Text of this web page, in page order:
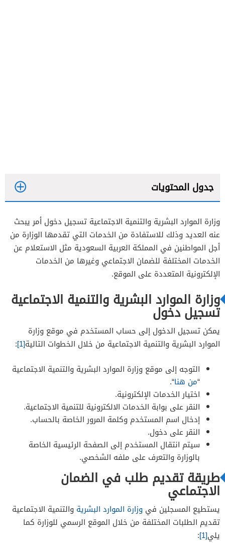
جدول المحتويات
وزارة الموارد البشرية والتنمية الاجتماعية تسجيل دخول أمر يبحث
عنه العديد وذلك للاستفادة من الخدمات التي تقدمها الوزارة من
أجل المواطنين في المملكة العربية السعودية مثل الاستعلام عن
الخدمات المختلفة للضمان الاجتماعي وغيرها من الخدمات
الإلكترونية المتعددة على الموقع.
وزارة الموارد البشرية والتنمية الاجتماعية
تسجيل دخول
يمكن تسجيل الدخول إلى حساب المستخدم في موقع وزارة
الموارد البشرية والتنمية الاجتماعية من خلال الخطوات التالية[1]
:
التوجه إلى موقع وزارة الموارد البشرية والتنمية الاجتماعية
“من هنا“.
اختيار الخدمات الإلكترونية.
النقر على بوابة الخدمات الالكترونية للتنمية الاجتماعية.
إدخال اسم المستخدم وكلمة المرور الخاصة بالحساب.
النقر على دخول.
سيتم انتقال المستخدم إلى الصفحة الرئيسية الخاصة
بالوزارة والتعرف على ملفه الشخصي.
طريقة تقديم طلب في الضمان
الاجتماعي
يستطيع المسجلين في وزارة الموارد البشرية والتنمية الاجتماعية
تقديم الطلبات المختلفة من خلال الموقع الرسمي للوزارة كما
يلي[1]
: